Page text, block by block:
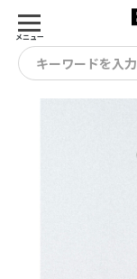
メニュー
キーワードを入力